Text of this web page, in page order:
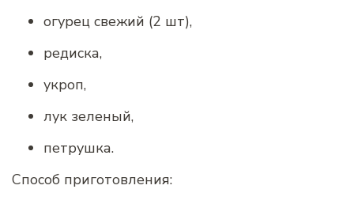
огурец свежий (2 шт),
редиска,
укроп,
лук зеленый,
петрушка.
Способ приготовления: